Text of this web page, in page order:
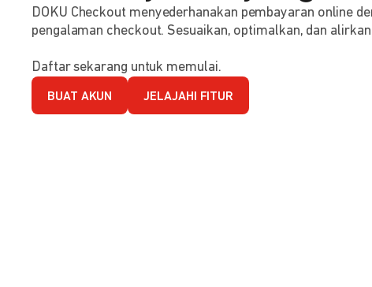
DOKU Checkout menyederhanakan pembayaran online
pengalaman checkout. Sesuaikan, optimalkan, dan
Daftar sekarang untuk memulai.
BUAT AKUN JELAJAHI FITUR